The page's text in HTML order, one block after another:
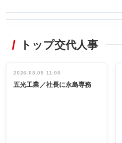
非鉄業界で
インタビュ
ー／社内ア
タックトレー
祝う 業界関
係者ら220人
出席
トップ交代人事
2026.08.05 11:00
五光工業／社長に永島専務